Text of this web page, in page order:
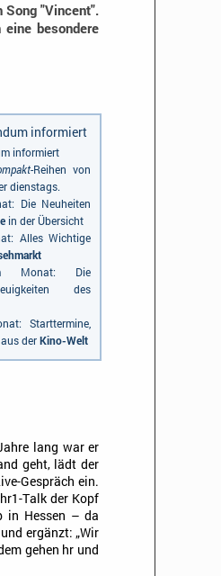
Song "Vincent".
besondere
informiert
informiert
-Reihen von
dienstags.
Die Neuheiten
in der Übersicht
Alles Wichtige
Monat: Die
des
Starttermine,
derKino-Welt
lang war er
geht, lädt der
Gespräch ein.
Talk der Kopf
in Hessen – da
ergänzt: „Wir
gehen hr und